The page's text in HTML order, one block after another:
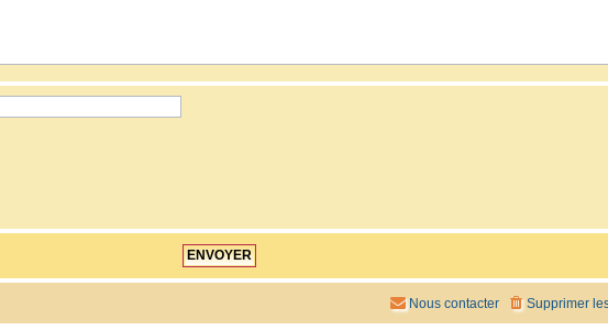
Supprimer
Nous contacter